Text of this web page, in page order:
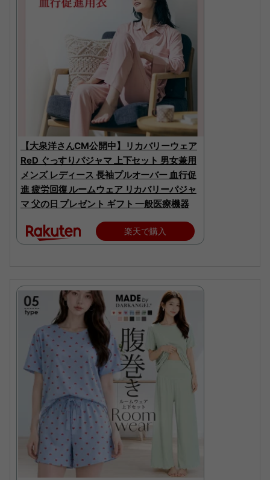
【大泉洋さんCM公開中】リカバリーウェア
ReD ぐっすりパジャマ 上下セット 男女兼用
メンズ レディース 長袖プルオーバー 血行促
進 疲労回復 ルームウェア リカバリーパジャ
マ 父の日 プレゼント ギフト 一般医療機器
楽天で購入